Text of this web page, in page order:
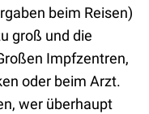
beim Reisen)
groß und die
Impfzentren,
oder beim Arzt.
wer überhaupt